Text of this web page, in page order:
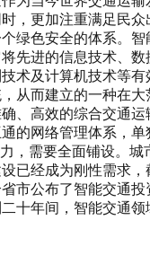
，更加注重满足民
绿色安全的体系。
先进的信息技术、
术及计算机技术等
从而建立的一种在
、高效的综合交通
的网络管理体系，
，需要全面铺设。城
已经成为刚性需求，
市公布了智能交通
十年间，智能交通领